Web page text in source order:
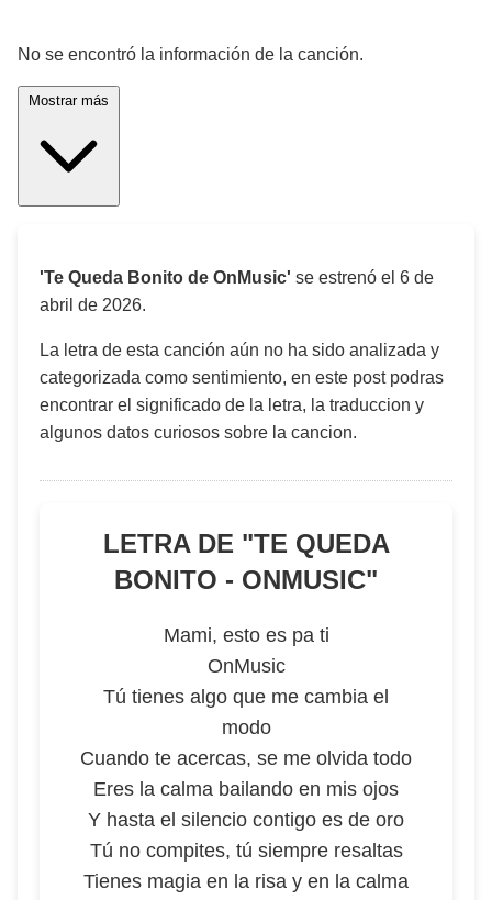
No se encontró la información de la canción.
'Te Queda Bonito de OnMusic' se estrenó el 6 de
abril de 2026.
La letra de esta canción aún no ha sido analizada y
categorizada como sentimiento, en este post podras
encontrar el significado de la letra, la traduccion y
algunos datos curiosos sobre la cancion.
LETRA DE "TE QUEDA
BONITO - ONMUSIC"
Mami, esto es pa ti
OnMusic
Tú tienes algo que me cambia el
modo
Cuando te acercas, se me olvida todo
Eres la calma bailando en mis ojos
Y hasta el silencio contigo es de oro
Tú no compites, tú siempre resaltas
Tienes magia en la risa y en la calma